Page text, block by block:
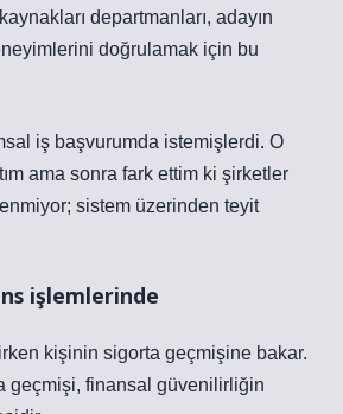
departmanları, adayın
doğrulamak için bu
iş başvurumda istemişlerdi. O
ama sonra fark ettim ki şirketler
sistem üzerinden teyit
işlemlerinde
kişinin sigorta geçmişine bakar.
geçmişi, finansal güvenilirliğin